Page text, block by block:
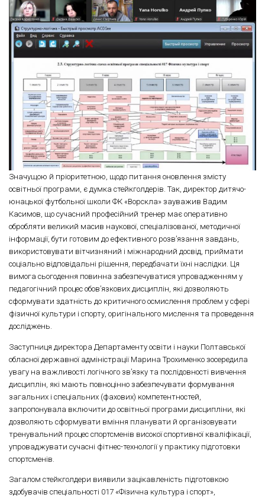
Значущою й пріоритетною, щодо питання оновлення змісту
освітньої програми, є думка стейкголдерів. Так, директор дитячо-
юнацької футбольної школи ФК «Ворскла» зауважив Вадим
Касимов, що сучасний професійний тренер має оперативно
обробляти великий масив наукової, спеціалізованої, методичної
інформації, бути готовим до ефективного розв’язання завдань,
використовувати вітчизняний і міжнародний досвід, приймати
соціально відповідальні рішення, передбачати їхні наслідки. Ця
вимога сьогодення повинна забезпечуватися упровадженням у
педагогічний процес обов’язкових дисциплін, які дозволяють
сформувати здатність до критичного осмислення проблем у сфері
фізичної культури і спорту, оригінального мислення та проведення
досліджень.
Заступниця директора Департаменту освіти і науки Полтавської
обласної державної адміністрації Марина Трохименко зосередила
увагу на важливості логічного зв’язку та послідовності вивчення
дисциплін, які мають повноцінно забезпечувати формування
загальних і спеціальних (фахових) компетентностей,
запропонувала включити до освітньої програми дисципліни, які
дозволяють сформувати вміння планувати й організовувати
тренувальний процес спортсменів високої спортивної кваліфікації,
упроваджувати сучасні фітнес-технології у практику підготовки
спортсменів.
Загалом стейкголдери виявили зацікавленість підготовкою
здобувачів спеціальності 017 «Фізична культура і спорт»,